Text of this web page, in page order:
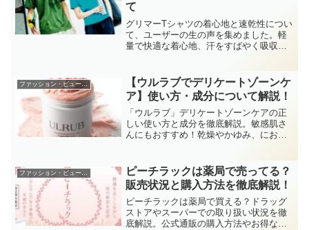
て
グリマーTシャツの着心地と速乾性につい
て、ユーザーの生の声を集めました。軽
量で快適な着心地、汗をすばやく吸収す
【ウルラブでデリケートゾーンケ
ア】使い方・成分について解説！
「ウルラブ」デリケートゾーンケアの正
しい使い方と成分を徹底解説。敏感肌さ
んにもおすすめ！乾燥やかゆみ、におい
ぶ際のポイントもご紹介します。
ファッション・ビューティー
ピーチラックは薬局で売ってる？
販売状況と購入方法を徹底解説！
ピーチラックは薬局で買える？ドラッグ
ストアやスーパーでの取り扱い状況を徹
底解説。公式通販の購入方法やお得なキ